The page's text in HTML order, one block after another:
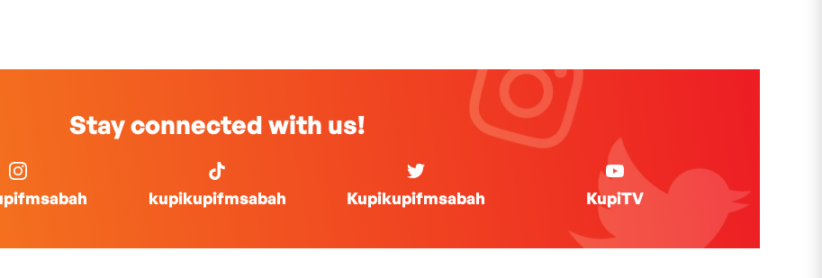
Stay connected with us!
kupikupifmsabah Kupikupifmsabah KupiTV